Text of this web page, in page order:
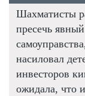
Шахматисты
пресечь
насиловал
инвесторов
ожидала, что